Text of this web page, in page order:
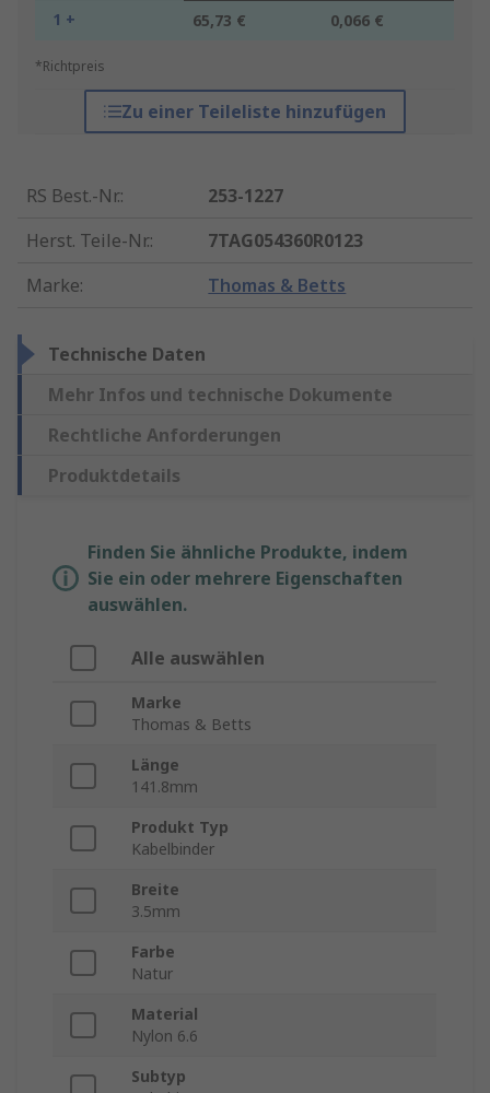
1 + 65,73 € 0,066 €
*Richtpreis
Zu einer Teileliste hinzufügen
RS Best.-Nr.:
253-1227
Herst. Teile-Nr.:
7TAG054360R0123
Marke: Thomas & Betts
Technische Daten
Mehr Infos und technische Dokumente
Rechtliche Anforderungen
Produktdetails
Finden Sie ähnliche Produkte, indem
Sie ein oder mehrere Eigenschaften
auswählen.
Alle auswählen
Marke
Thomas & Betts
Länge
141.8mm
Produkt Typ
Kabelbinder
Breite
3.5mm
Farbe
Natur
Material
Nylon 6.6
Subtyp